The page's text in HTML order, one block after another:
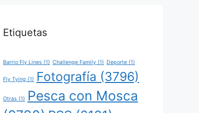
Etiquetas
Barrio Fly Lines (1) Challenge Family (1) Deporte (1)
Fly Tying (1) Fotografía (3796)
Otras (1)
Pesca con Mosca